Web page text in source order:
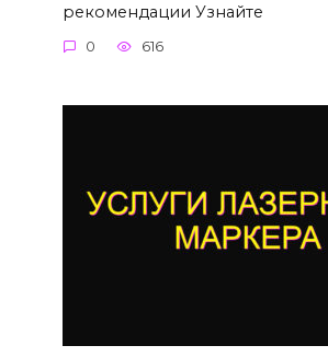
рекомендации Узнайте
0 616